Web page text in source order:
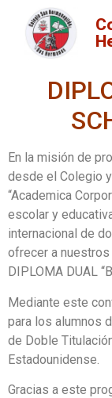
En la misión de
desde el Colegio
“Academica
escolar y
internacional de
ofrecer a
DIPLOMA DUAL
Mediante este
para los alumnos
de Doble
Estadounidense.
Gracias a este